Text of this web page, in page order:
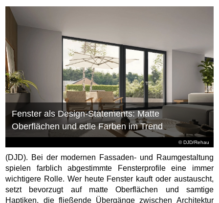
© DJD/Rehau
Fenster als Design-Statements: Matte
Oberflächen und edle Farben im Trend
(DJD). Bei der modernen Fassaden- und Raumgestaltung
spielen farblich abgestimmte Fensterprofile eine immer
wichtigere Rolle. Wer heute Fenster kauft oder austauscht,
setzt bevorzugt auf matte Oberflächen und samtige
Haptiken, die fließende Übergänge zwischen Architektur